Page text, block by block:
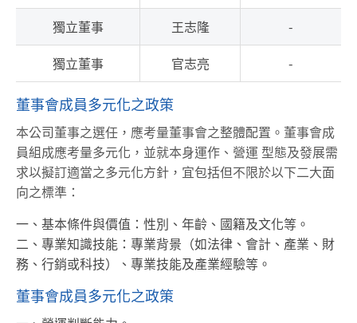
獨立董事
王志隆
-
獨立董事
官志亮 -
董事會成員多元化之政策
本公司董事之選任，應考量董事會之整體配置。董事會成
員組成應考量多元化，並就本身運作、營運 型態及發展需
求以擬訂適當之多元化方針，宜包括但不限於以下二大面
向之標準：
一、基本條件與價值：性別、年齡、國籍及文化等。
二、專業知識技能：專業背景（如法律、會計、產業、財
務、行銷或科技）、專業技能及產業經驗等。
董事會成員多元化之政策